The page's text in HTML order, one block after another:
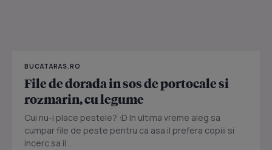
BUCATARAS.RO
File de dorada in sos de portocale si
rozmarin, cu legume
Cui nu-i place pestele? :D In ultima vreme aleg sa
cumpar file de peste pentru ca asa il prefera copiii si
incerc sa il...